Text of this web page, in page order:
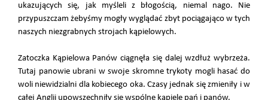
ukazujących się, jak myśleli z błogością, niemal nago. Nie
przypuszczam żebyśmy mogły wyglądać zbyt pociągająco w tych
naszych niezgrabnych strojach kąpielowych.
Zatoczka Kąpielowa Panów ciągnęła się dalej wzdłuż wybrzeża.
Tutaj panowie ubrani w swoje skromne trykoty mogli hasać do
woli niewidzialni dla kobiecego oka. Czasy jednak się zmieniły i w
całej Anglii upowszechniły się wspólne kąpiele pań i panów.